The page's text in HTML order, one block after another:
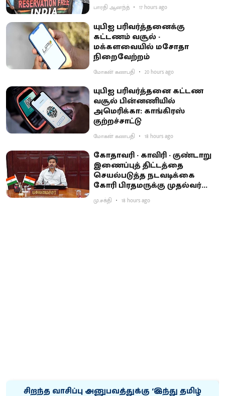
பாரதி ஆனந்த் 17 hours ago
யுபிஐ பரிவர்த்தனைக்கு
கட்டணம் வசூல் -
மக்களவையில் மசோதா
நிறைவேற்றம்
மோகன் கணபதி 20 hours ago
யுபிஐ பரிவர்த்தனை கட்டண
வசூல் பின்னணியில்
அமெரிக்கா: காங்கிரஸ்
குற்றச்சாட்டு
மோகன் கணபதி 18 hours ago
கோதாவரி - காவிரி - குண்டாறு
இணைப்புத் திட்டத்தை
செயல்படுத்த நடவடிக்கை
கோரி பிரதமருக்கு முதல்வர்
விஜய் கடிதம்
மு.சக்தி 18 hours ago
சிறந்த வாசிப்பு அனுபவத்துக்கு ‘இந்து தமிழ்